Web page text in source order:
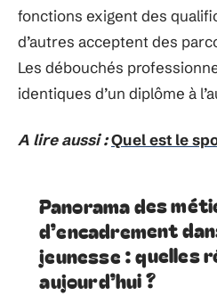
fonctions exigent des
d’autres acceptent des
Les débouchés
identiques d’un diplôme à
A lire aussi :Quel est le
Panorama des
d’encadrement
jeunesse : quelles
aujourd’hui ?